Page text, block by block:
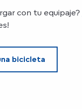
con tu equipaje?
bicicleta